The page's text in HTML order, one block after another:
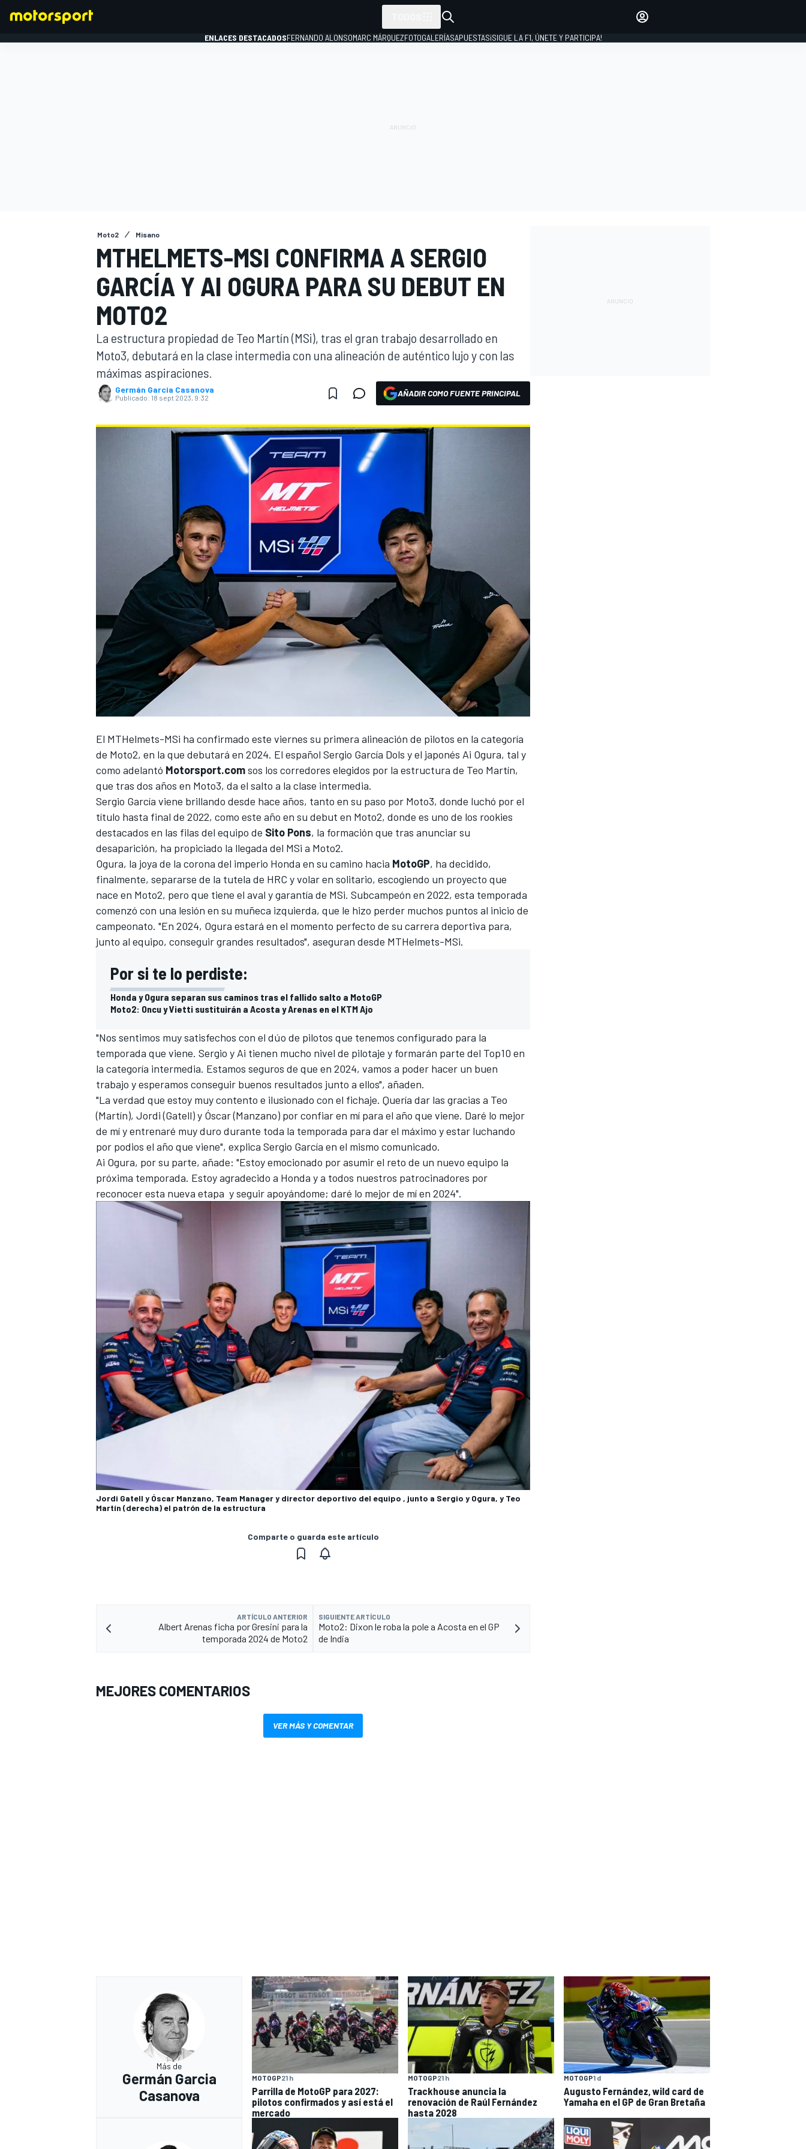
FÓRMULA E
ENLACES DESTACADOSFERNANDO ALONSOMARC MÁRQUEZFOTOGALERÍASAPUESTAS¡SIGUE LA F1, ÚNETE Y PARTICIPA!
Moto2 Misano
MTHELMETS-MSI CONFIRMA A SERGIO
GARCÍA Y AI OGURA PARA SU DEBUT EN
MOTO2
La estructura propiedad de Teo Martín (MSi), tras el gran trabajo desarrollado en
Moto3, debutará en la clase intermedia con una alineación de auténtico lujo y con las
máximas aspiraciones.
Germán Garcia Casanova
Publicado: 18 sept 2023, 9:32 AÑADIR COMO FUENTE PRINCIPAL
El MTHelmets-MSi ha confirmado este viernes su primera alineación de pilotos en la categoría
de Moto2, en la que debutará en 2024. El español Sergio García Dols y el japonés Ai Ogura, tal y
como adelantó Motorsport.comsos los corredores elegidos por la estructura de Teo Martín,
que tras dos años en Moto3, da el salto a la clase intermedia.
Sergio García viene brillando desde hace años, tanto en su paso por Moto3, donde luchó por el
título hasta final de 2022, como este año en su debut en Moto2, donde es uno de los rookies
destacados en las filas del equipo de Sito Pons, la formación que tras anunciar su
desaparición, ha propiciado la llegada del MSi a Moto2.
Ogura, la joya de la corona del imperio Honda en su camino hacia MotoGP, ha decidido,
finalmente, separarse de la tutela de HRC y volar en solitario, escogiendo un proyecto que
nace en Moto2, pero que tiene el aval y garantía de MSi. Subcampeón en 2022, esta temporada
comenzó con una lesión en su muñeca izquierda, que le hizo perder muchos puntos al inicio de
campeonato. "En 2024, Ogura estará en el momento perfecto de su carrera deportiva para,
junto al equipo, conseguir grandes resultados", aseguran desde MTHelmets-MSi.
Por si te lo perdiste:
Honda y Ogura separan sus caminos tras el fallido salto a MotoGP
Moto2: Oncu y Vietti sustituirán a Acosta y Arenas en el KTM Ajo
"Nos sentimos muy satisfechos con el dúo de pilotos que tenemos configurado para la
temporada que viene. Sergio y Ai tienen mucho nivel de pilotaje y formarán parte del Top10 en
la categoría intermedia. Estamos seguros de que en 2024, vamos a poder hacer un buen
trabajo y esperamos conseguir buenos resultados junto a ellos", añaden.
"La verdad que estoy muy contento e ilusionado con el fichaje. Quería dar las gracias a Teo
(Martín), Jordi (Gatell) y Óscar (Manzano) por confiar en mí para el año que viene. Daré lo mejor
de mí y entrenaré muy duro durante toda la temporada para dar el máximo y estar luchando
por podios el año que viene", explica Sergio García en el mismo comunicado.
Ai Ogura, por su parte, añade: "Estoy emocionado por asumir el reto de un nuevo equipo la
próxima temporada. Estoy agradecido a Honda y a todos nuestros patrocinadores por
reconocer esta nueva etapa y seguir apoyándome; daré lo mejor de mí en 2024".
Jordi Gatell y Óscar Manzano, Team Manager y director deportivo del equipo , junto a Sergio y Ogura, y Teo
Martín (derecha) el patrón de la estructura
Comparte o guarda este artículo
ARTÍCULO ANTERIOR
Albert Arenas ficha por Gresini para la
temporada 2024 de Moto2
SIGUIENTE ARTÍCULO
Moto2: Dixon le roba la pole a Acosta en el GP
de India
MEJORES COMENTARIOS
VER MÁS Y COMENTAR
Más de
Germán Garcia
Casanova
MOTOGP21 h
Parrilla de MotoGP para 2027:
pilotos confirmados y así está el
mercado
MOTOGP21 h
Trackhouse anuncia la
renovación de Raúl Fernández
hasta 2028
MOTOGP1 d
Augusto Fernández, wild card de
Yamaha en el GP de Gran Bretaña